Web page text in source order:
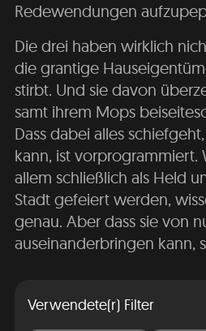
Redewendungen
Die drei haben wirklich
die grantige
stirbt. Und sie davon
samt ihrem Mops
Dass dabei alles
kann, ist vorprogrammiert.
allem schließlich als Held
Stadt gefeiert werden,
genau. Aber dass sie von
auseinanderbringen kann,
Verwendete(r) Filter